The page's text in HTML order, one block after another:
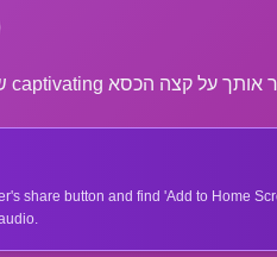
share button and find 'Add to Home